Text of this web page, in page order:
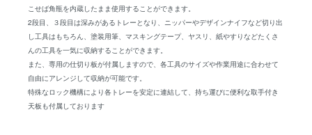
こせば角瓶を内蔵したまま使用することができます。
2段目、３段目は深みがあるトレーとなり、ニッパーやデザインナイフなど切り出
し工具はもちろん、塗装用筆、マスキングテープ、ヤスリ、紙やすりなどたくさ
んの工具を一気に収納することができます。
また、専用の仕切り板が付属しますので、各工具のサイズや作業用途に合わせて
自由にアレンジして収納が可能です。
特殊なロック機構により各トレーを安定に連結して、持ち運びに便利な取手付き
天板も付属しております